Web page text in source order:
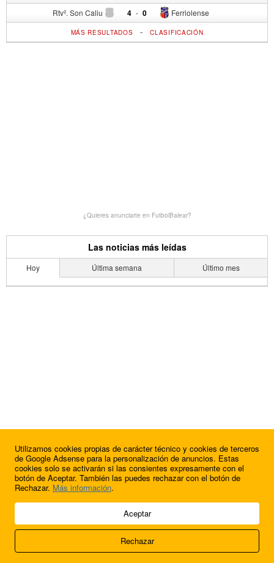
Rtvº. Son Caliu 4 - Ferriolense
0
MÁS RESULTADOS -CLASIFICACIÓN
¿Quieres anunciarte en FutbolBalear?
Las noticias más leídas
Hoy Última semana Último mes
© 2009 - 2026 Soluciones Corporativas IP, SL.
Acerca de nosotros
FútbolBalear
Utilizamos cookies propias de carácter técnico y cookies de terceros
de Google Adsense para la personalización de anuncios. Estas
cookies solo se activarán si las consientes expresamente con el
botón de Aceptar. También las puedes rechazar con el botón de
Rechazar. Más información.
Aceptar
Rechazar